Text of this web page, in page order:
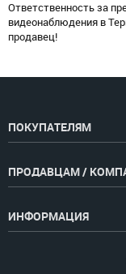
Ответственность за
видеонаблюдения в
продавец!
ПОКУПАТЕЛЯМ
ПРОДАВЦАМ /
ИНФОРМАЦИЯ